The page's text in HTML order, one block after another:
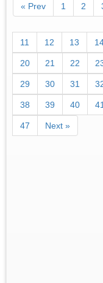
« Prev 1 2
11 12 13
20 21 22
29 30 31
38 39 40 41
47 Next »